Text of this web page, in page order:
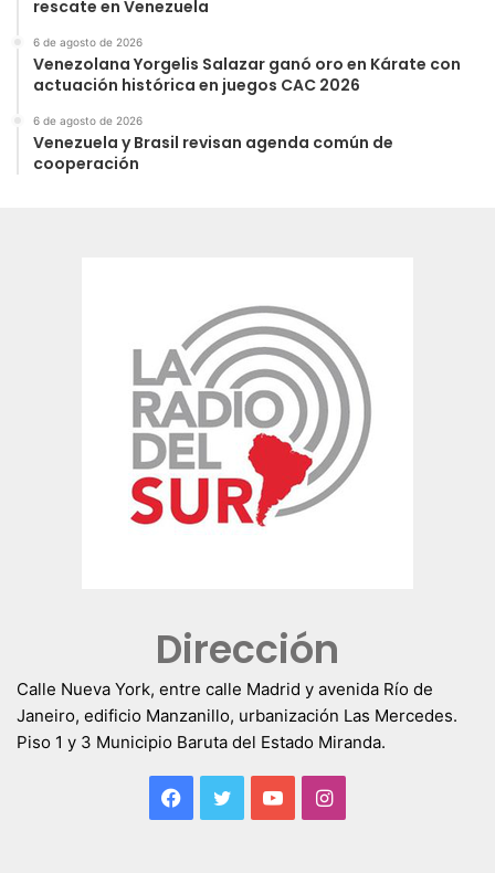
rescate en Venezuela
6 de agosto de 2026
Venezolana Yorgelis Salazar ganó oro en Kárate con
actuación histórica en juegos CAC 2026
6 de agosto de 2026
Venezuela y Brasil revisan agenda común de
cooperación
Dirección
Calle Nueva York, entre calle Madrid y avenida Río de
Janeiro, edificio Manzanillo, urbanización Las Mercedes.
Piso 1 y 3 Municipio Baruta del Estado Miranda.
Facebook
TwitterYouTubeInstagram